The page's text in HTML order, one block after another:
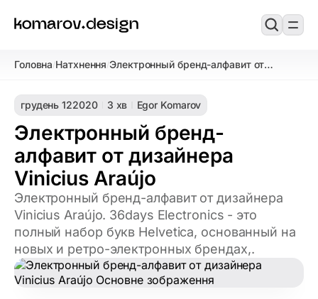
Головна/Натхнення/Электронный бренд-алфавит от
грудень 122020 3 хв Egor Komarov
Электронный бренд-
алфавит от дизайнера
Vinicius Araújo
Электронный бренд-алфавит от дизайнера
Vinicius Araújo. 36days Electronics - это
полный набор букв Helvetica, основанный на
новых и ретро-электронных брендах,.